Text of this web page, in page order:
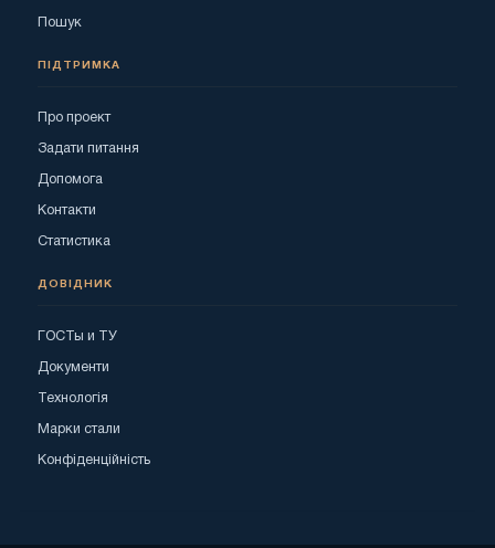
Пошук
ПІДТРИМКА
Про проект
Задати питання
Допомога
Контакти
Статистика
ДОВІДНИК
ГОСТы и ТУ
Документи
Технологія
Марки стали
Конфіденційність